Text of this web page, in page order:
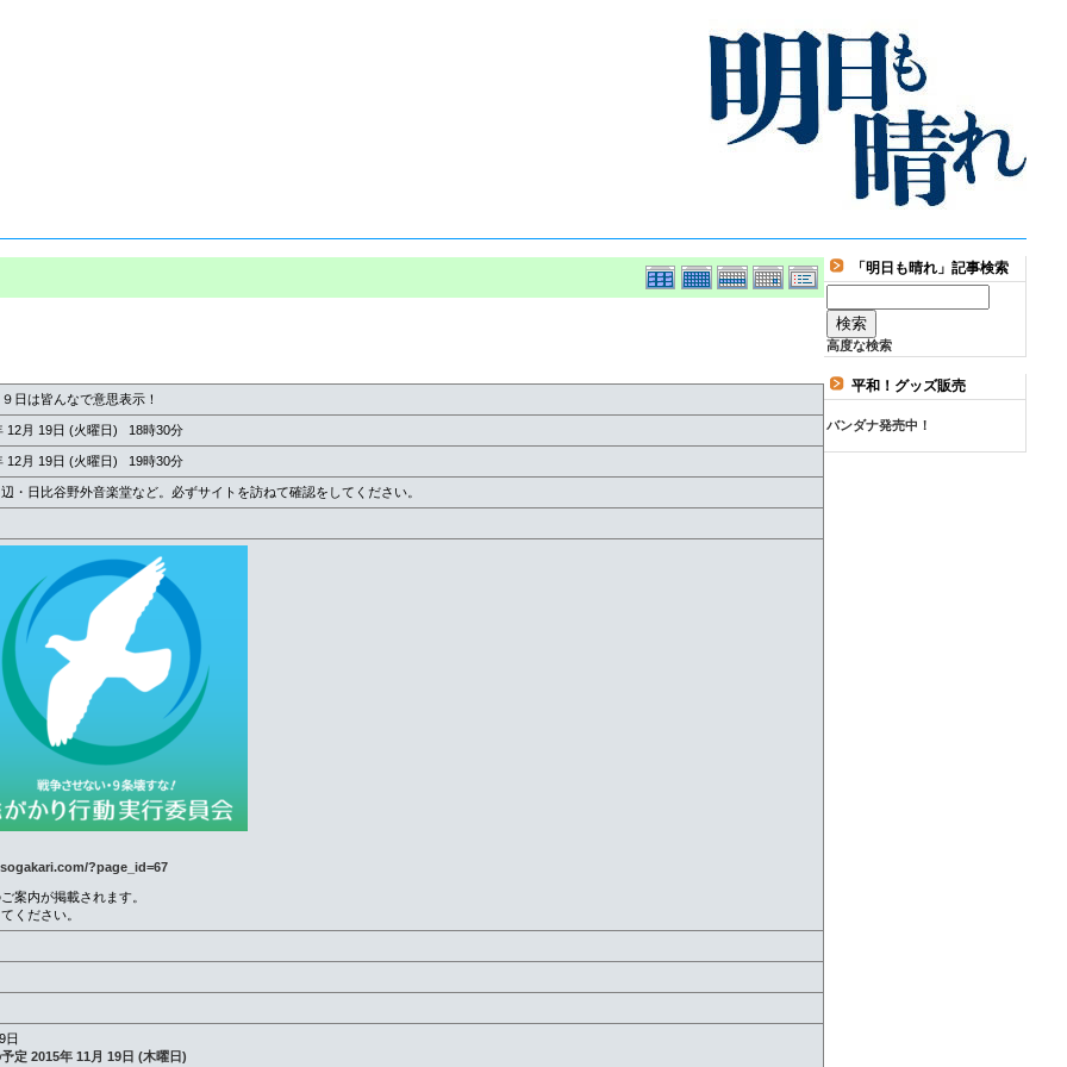
日は皆んなで意思表示！
12月 19日 (火曜日) 18時30分
12月 19日 (火曜日) 19時30分
・日比谷野外音楽堂など。必ずサイトを訪ねて確認をしてください。
?page_id=67
案内が掲載されます。
ください。
日
定 2015年 11月 19日 (木曜日)
「明日も晴れ」記事検索
高度な検索
平和！グッズ販売
バンダナ発売中！